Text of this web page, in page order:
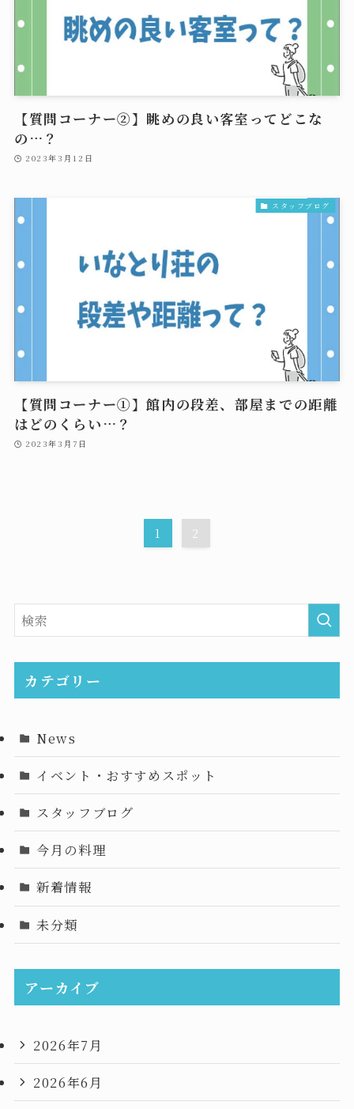
【質問コーナー②】眺めの良い客室ってどこな
の…？
2023年3月12日
スタッフブログ
【質問コーナー①】館内の段差、部屋までの距離
はどのくらい…？
2023年3月7日
1 2
カテゴリー
News
イベント・おすすめスポット
スタッフブログ
今月の料理
新着情報
未分類
アーカイブ
2026年7月
2026年6月